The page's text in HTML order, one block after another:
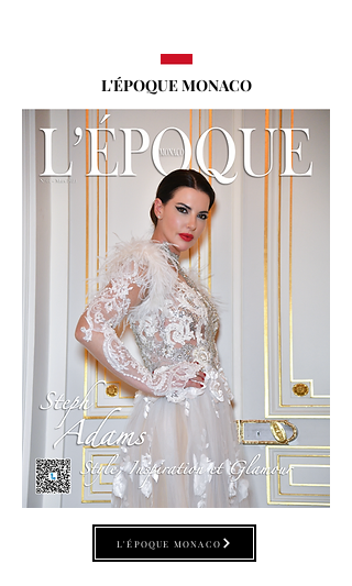
L'ÉPOQUE MONACO
L'ÉPOQUE MONACO